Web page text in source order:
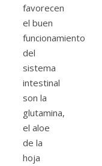
favorecen
el buen
funcionamiento
del
sistema
intestinal
son la
glutamina,
el aloe
de la
hoja